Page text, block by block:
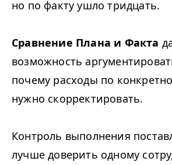
но по факту ушло тридцать.
Сравнение Плана и Факта
возможность
почему расходы по
нужно скорректировать.
Контроль выполнения
лучше доверить одному